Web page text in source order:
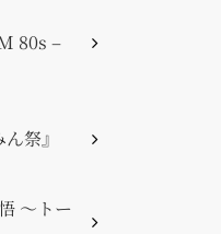
80s –
祭』
〜トー